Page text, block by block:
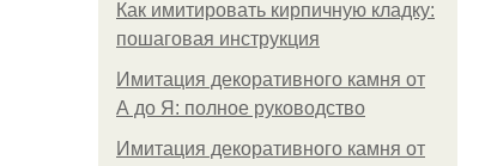
Как имитировать кирпичную кладку:
пошаговая инструкция
Имитация декоративного камня от
А до Я: полное руководство
Имитация декоративного камня от